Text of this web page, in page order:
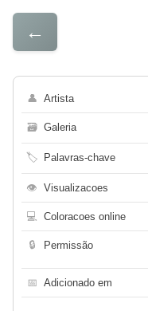
←
👤 Artista
🗃 Galeria
🏷 Palavras-chave
👁 Visualizacoes
💻 Coloracoes online
🔒 Permissão
📅 Adicionado em